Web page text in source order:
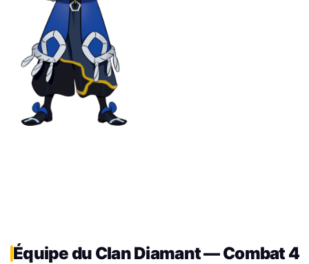
Équipe du Clan Diamant — Combat 4